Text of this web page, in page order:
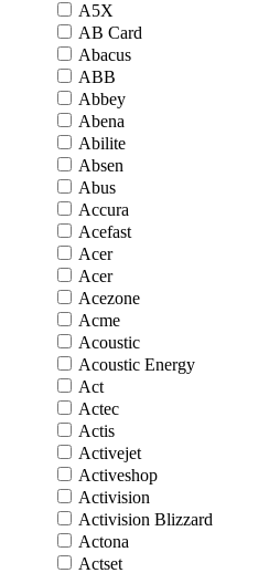
A5X
AB Card
Abacus
ABB
Abbey
Abena
Abilite
Absen
Abus
Accura
Acefast
Acer
Acer
Acezone
Acme
Acoustic
Acoustic Energy
Act
Actec
Actis
Activejet
Activeshop
Activision
Activision Blizzard
Actona
Actset